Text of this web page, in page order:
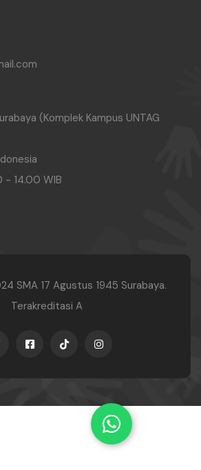
(Komplek Kampus UNTAG
- 14.00 WIB
SMA 17 Agustus 1945 Surabaya.
Terakreditasi A